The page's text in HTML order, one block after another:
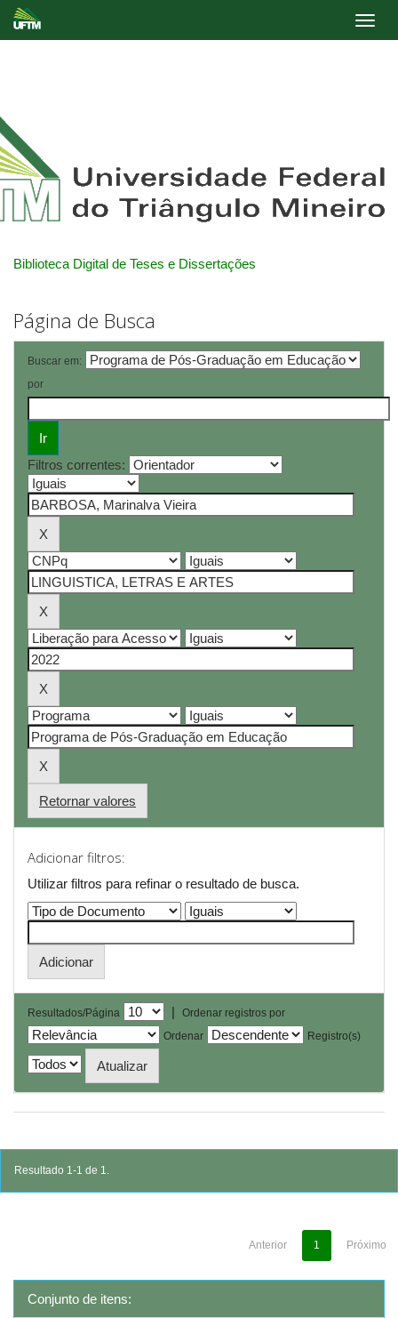
Biblioteca Digital de Teses e Dissertações
Página de Busca
Buscar em:
por
Filtros correntes:
Retornar valores
Adicionar filtros:
Utilizar filtros para refinar o resultado de busca.
Resultados/Página |
Ordenar registros por
Ordenar
Registro(s)
Resultado 1-1 de 1.
Anterior 1 Próximo
Conjunto de itens: